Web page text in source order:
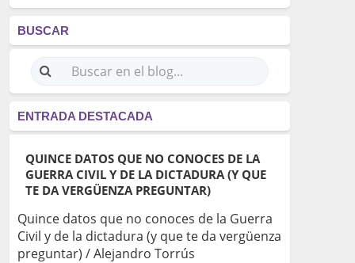
BUSCAR
ENTRADA DESTACADA
QUINCE DATOS QUE NO CONOCES DE LA
GUERRA CIVIL Y DE LA DICTADURA (Y QUE
TE DA VERGÜENZA PREGUNTAR)
Quince datos que no conoces de la Guerra
Civil y de la dictadura (y que te da vergüenza
preguntar) / Alejandro Torrús